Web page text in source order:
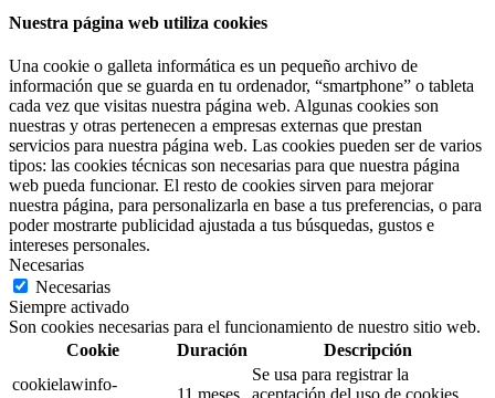
Nuestra página web utiliza cookies
Una cookie o galleta informática es un pequeño archivo de
información que se guarda en tu ordenador, “smartphone” o tableta
cada vez que visitas nuestra página web. Algunas cookies son
nuestras y otras pertenecen a empresas externas que prestan
servicios para nuestra página web. Las cookies pueden ser de varios
tipos: las cookies técnicas son necesarias para que nuestra página
web pueda funcionar. El resto de cookies sirven para mejorar
nuestra página, para personalizarla en base a tus preferencias, o para
poder mostrarte publicidad ajustada a tus búsquedas, gustos e
intereses personales.
Necesarias
Necesarias
Siempre activado
Son cookies necesarias para el funcionamiento de nuestro sitio web.
Cookie
Duración
Descripción
cookielawinfo-
Se usa para registrar la